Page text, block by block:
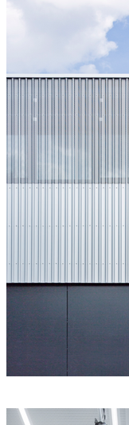
wird
sich zum
und
Nord -
Behaim-
1983) -
„Aus drei
Süd
(und nicht
Gebäude
strukturiert
2024
(DSE)